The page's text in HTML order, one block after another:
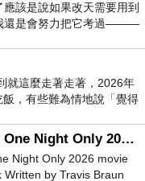
該是說如果改天需要用到
還是會努力把它考過———
就這麼走著走著，2026年
，有些難為情地說「覺得
電影一夜限定2026 One Night Only 2026 movie
Night Only 2026 movie
Written by Travis Braun